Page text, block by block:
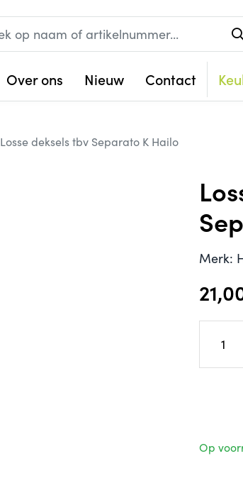
Over ons Nieuw Contact
Losse deksels tbv Separato K Hailo
Merk:
Op